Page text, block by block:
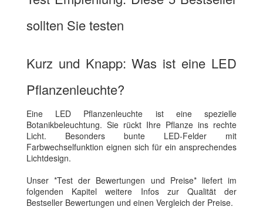
sollten Sie testen
Kurz und Knapp: Was ist eine LED
Pflanzenleuchte?
Eine LED Pflanzenleuchte ist eine spezielle
Botanikbeleuchtung. Sie rückt Ihre Pflanze ins rechte
Licht. Besonders bunte LED-Felder mit
Farbwechselfunktion eignen sich für ein ansprechendes
Lichtdesign.
Unser *Test der Bewertungen und Preise* liefert im
folgenden Kapitel weitere Infos zur Qualität der
Bestseller Bewertungen und einen Vergleich der Preise.